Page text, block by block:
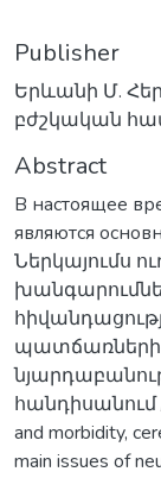
Publisher
Երևանի Մ.
բժշկական
Abstract
В настоящее
являются
Ներկայումս
պատճառներից
հանդիսանում /
and morbidity,
main issues of